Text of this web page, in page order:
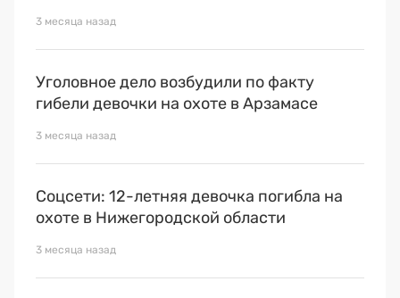
3 месяца назад
Уголовное дело возбудили по факту
гибели девочки на охоте в Арзамасе
3 месяца назад
Соцсети: 12-летняя девочка погибла на
охоте в Нижегородской области
3 месяца назад